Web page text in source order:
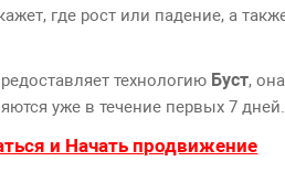
где рост или падение, а
технологию Буст,
уже в течение первых 7 дней.
и Начать продвижение